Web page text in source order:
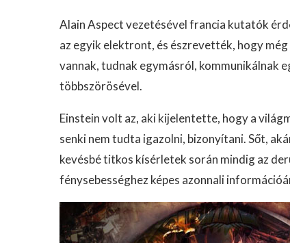
Alain Aspect vezetésével francia kutatók
az egyik elektront, és észrevették, hogy
vannak, tudnak egymásról, kommunikálnak
többszörösével.
Einstein volt az, aki kijelentette, hogy a
senki nem tudta igazolni, bizonyítani. Sőt,
kevésbé titkos kísérletek során mindig az
fénysebességhez képes azonnali